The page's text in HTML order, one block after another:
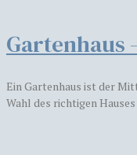
Gartenhaus
Ein Gartenhaus ist der
Wahl des richtigen